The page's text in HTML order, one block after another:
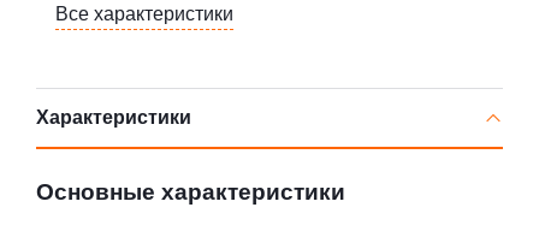
Все характеристики
Характеристики
Основные характеристики